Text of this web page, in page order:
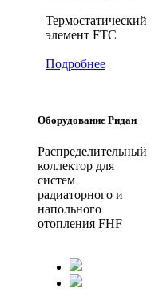
Термостатический
элемент FTC
Подробнее
Оборудование Ридан
Распределительный
коллектор для
систем
радиаторного и
напольного
отопления FHF